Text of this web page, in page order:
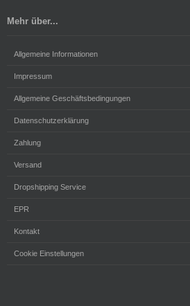
Mehr über...
Allgemeine Informationen
Impressum
Allgemeine Geschäftsbedingungen
Datenschutzerklärung
Zahlung
Versand
Dropshipping Service
EPR
Kontakt
Cookie Einstellungen